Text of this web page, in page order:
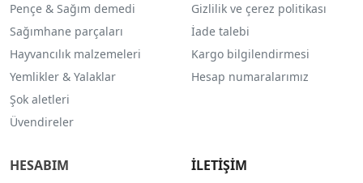
Pençe & Sağım demedi
Sağımhane parçaları
Hayvancılık malzemeleri
Yemlikler & Yalaklar
Şok aletleri
Üvendireler
Gizlilik ve çerez politikası
İade talebi
Kargo bilgilendirmesi
Hesap numaralarımız
HESABIM İLETİŞİM